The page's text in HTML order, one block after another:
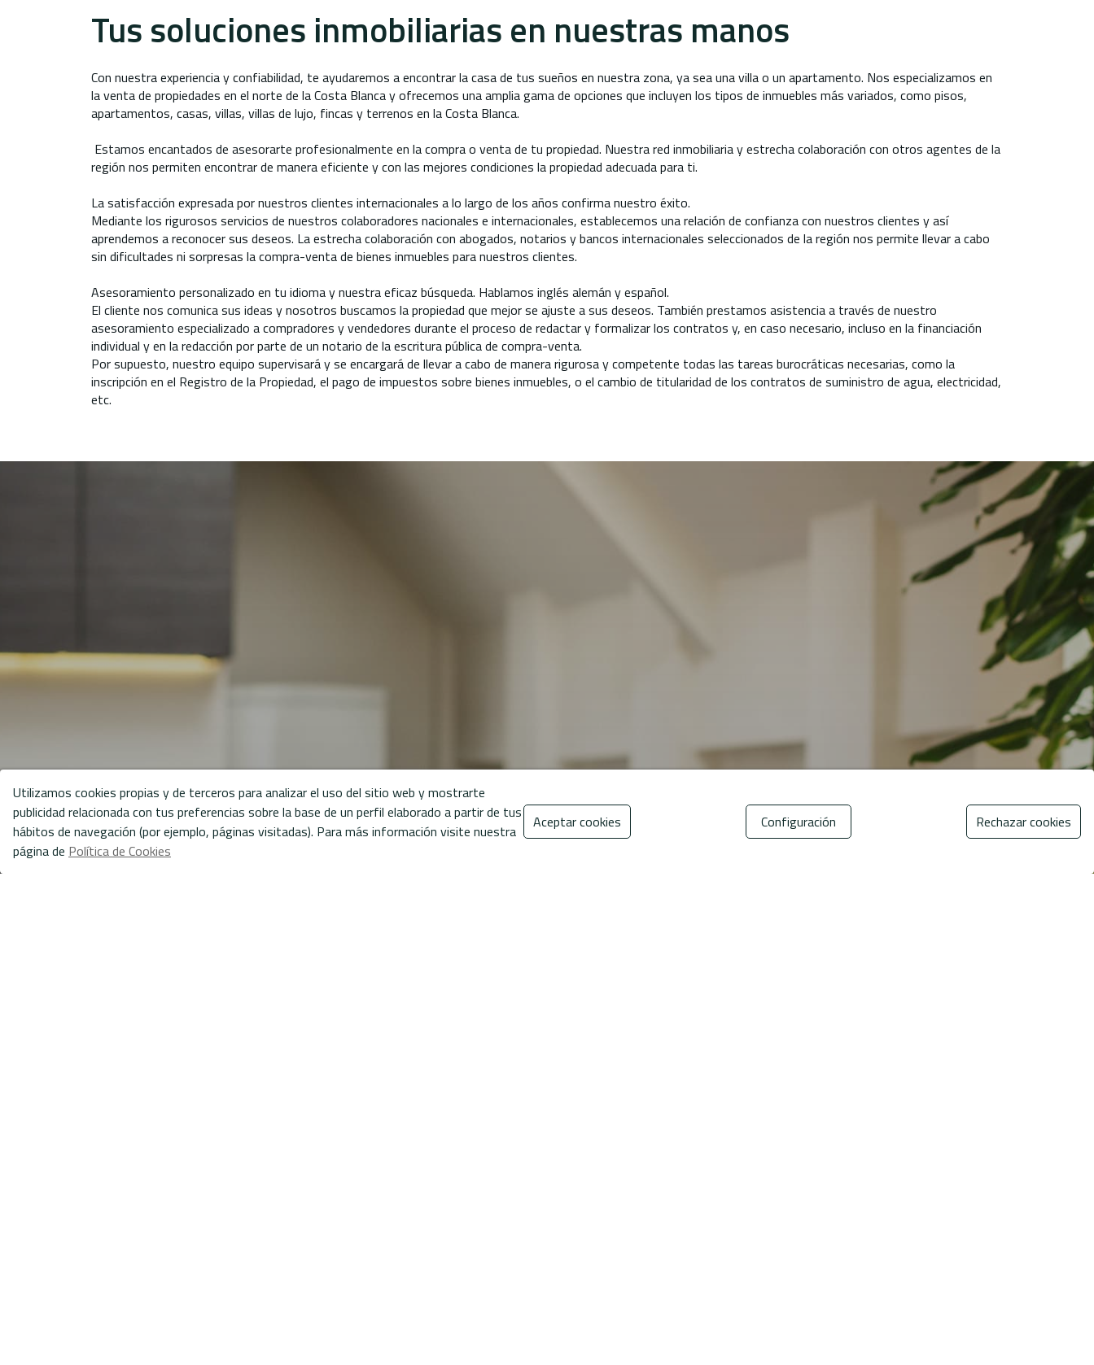
Tus soluciones inmobiliarias en nuestras manos
Con nuestra experiencia y confiabilidad, te ayudaremos a encontrar la casa de tus sueños en nuestra zona, ya sea una villa o un apartamento. Nos especializamos en
la venta de propiedades en el norte de la Costa Blanca y ofrecemos una amplia gama de opciones que incluyen los tipos de inmuebles más variados, como pisos,
apartamentos, casas, villas, villas de lujo, fincas y terrenos en la Costa Blanca.
Estamos encantados de asesorarte profesionalmente en la compra o venta de tu propiedad. Nuestra red inmobiliaria y estrecha colaboración con otros agentes de la
región nos permiten encontrar de manera eficiente y con las mejores condiciones la propiedad adecuada para ti.
La satisfacción expresada por nuestros clientes internacionales a lo largo de los años confirma nuestro éxito.
Mediante los rigurosos servicios de nuestros colaboradores nacionales e internacionales, establecemos una relación de confianza con nuestros clientes y así
aprendemos a reconocer sus deseos. La estrecha colaboración con abogados, notarios y bancos internacionales seleccionados de la región nos permite llevar a cabo
sin dificultades ni sorpresas la compra-venta de bienes inmuebles para nuestros clientes.
Asesoramiento personalizado en tu idioma y nuestra eficaz búsqueda. Hablamos inglés alemán y español.
El cliente nos comunica sus ideas y nosotros buscamos la propiedad que mejor se ajuste a sus deseos. También prestamos asistencia a través de nuestro
asesoramiento especializado a compradores y vendedores durante el proceso de redactar y formalizar los contratos y, en caso necesario, incluso en la financiación
individual y en la redacción por parte de un notario de la escritura pública de compra-venta.
Por supuesto, nuestro equipo supervisará y se encargará de llevar a cabo de manera rigurosa y competente todas las tareas burocráticas necesarias, como la
inscripción en el Registro de la Propiedad, el pago de impuestos sobre bienes inmuebles, o el cambio de titularidad de los contratos de suministro de agua, electricidad,
etc.
Utilizamos cookies propias y de terceros para analizar el uso del sitio web y mostrarte
publicidad relacionada con tus preferencias sobre la base de un perfil elaborado a partir de tus
hábitos de navegación (por ejemplo, páginas visitadas). Para más información visite nuestra
página de Política de Cookies
Aceptar cookies Configuración Rechazar cookies